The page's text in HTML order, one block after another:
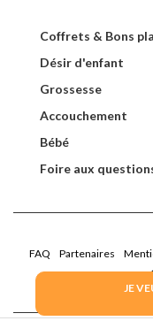
JE
Coffrets & Bons
Désir d'enfant
Grossesse
Accouchement
Bébé
Foire aux
FAQ Partenaires